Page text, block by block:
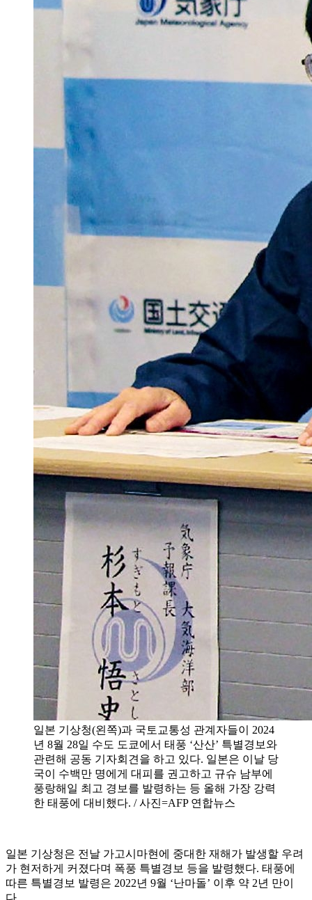
일본 기상청(왼쪽)과 국토교통성 관계자들이 2024
년 8월 28일 수도 도쿄에서 태풍 ‘산산’ 특별경보와
관련해 공동 기자회견을 하고 있다. 일본은 이날 당
국이 수백만 명에게 대피를 권고하고 규슈 남부에
풍랑해일 최고 경보를 발령하는 등 올해 가장 강력
한 태풍에 대비했다. / 사진=AFP 연합뉴스
일본 기상청은 전날 가고시마현에 중대한 재해가 발생할 우려
가 현저하게 커졌다며 폭풍 특별경보 등을 발령했다. 태풍에
따른 특별경보 발령은 2022년 9월 ‘난마돌’ 이후 약 2년 만이
다.